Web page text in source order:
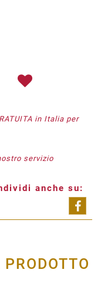
in Italia per
servizio
anche su: